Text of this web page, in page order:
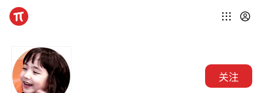
关注